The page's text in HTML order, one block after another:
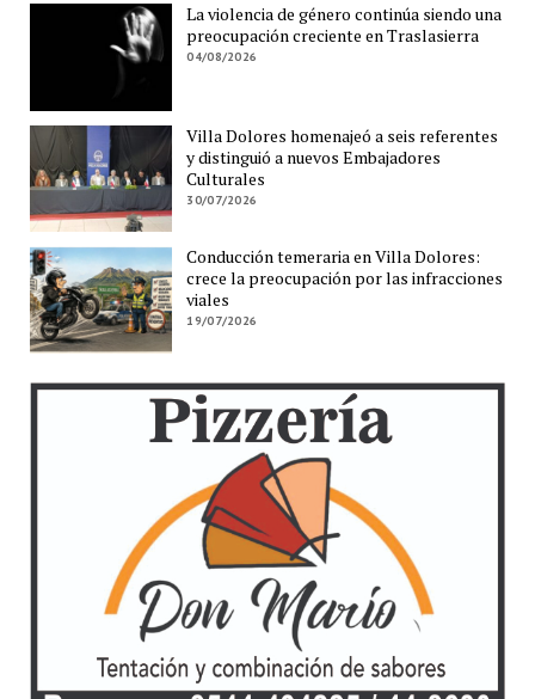
La violencia de género continúa siendo una
preocupación creciente en Traslasierra
04/08/2026
Villa Dolores homenajeó a seis referentes
y distinguió a nuevos Embajadores
Culturales
30/07/2026
Conducción temeraria en Villa Dolores:
crece la preocupación por las infracciones
viales
19/07/2026